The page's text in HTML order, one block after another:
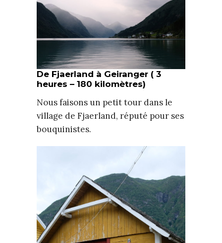
De Fjaerland à Geiranger ( 3
heures – 180 kilomètres)
Nous faisons un petit tour dans le
village de Fjaerland, réputé pour ses
bouquinistes.